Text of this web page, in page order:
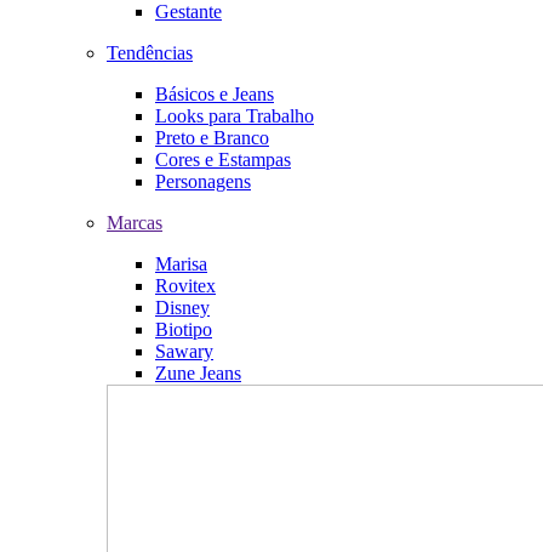
Gestante
Tendências
Básicos e Jeans
Looks para Trabalho
Preto e Branco
Cores e Estampas
Personagens
Marcas
Marisa
Rovitex
Disney
Biotipo
Sawary
Zune Jeans